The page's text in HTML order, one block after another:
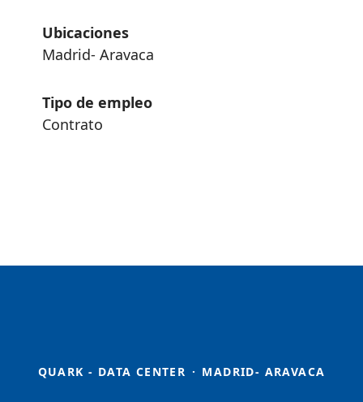
Ubicaciones
Madrid- Aravaca
Tipo de empleo
Contrato
QUARK - DATA CENTER · MADRID- ARAVACA